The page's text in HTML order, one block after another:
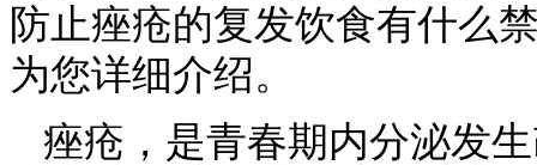
防止痤疮的复发饮食有什么
为您详细介绍。
痤疮，是青春期内分泌发